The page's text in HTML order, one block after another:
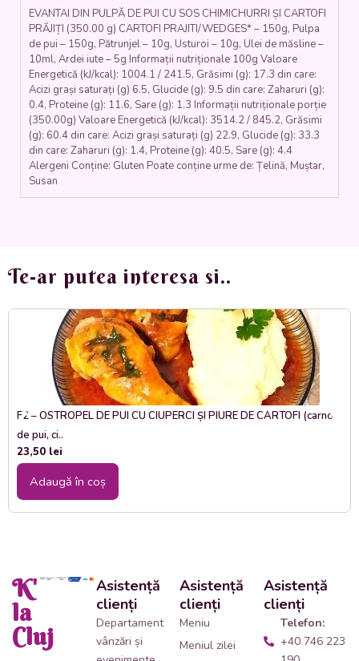
CARTOFI
SFĂRMAȚI
(pulpă
cartofi,
pătrunjel,
ardei
măsline,
usturoi)
EVANTAI DIN PULPĂ DE PUI CU SOS CHIMICHURRI ȘI CARTOFI
PRĂJIȚI (350.00 g) CARTOFI PRAJITI/WEDGES* – 150g, Pulpa
de pui – 150g, Pătrunjel – 10g, Usturoi – 10g, Ulei de măsline –
10ml, Ardei iute – 5g Informații nutriționale 100g Valoare
Energetică (kJ/kcal): 1004.1 / 241.5, Grăsimi (g): 17.3 din care:
Acizi grași saturați (g) 6.5, Glucide (g): 9.5 din care: Zaharuri (g):
0.4, Proteine (g): 11.6, Sare (g): 1.3 Informații nutriționale porție
(350.00g) Valoare Energetică (kJ/kcal): 3514.2 / 845.2, Grăsimi
(g): 60.4 din care: Acizi grași saturați (g) 22.9, Glucide (g): 33.3
din care: Zaharuri (g): 1.4, Proteine (g): 40.5, Sare (g): 4.4
Alergeni Conține: Gluten Poate conține urme de: Țelină, Muștar,
Susan
Te-ar putea interesa si..
F2 – OSTROPEL DE PUI CU CIUPERCI ȘI PIURE DE CARTOFI (carne
de pui, ci..
23,50 lei
Adaugă în coș
K'
la
Cluj
Asistență
clienți
Departament
vânzări și
Asistență
clienți
Meniu
Meniul zilei
Asistență
clienți
Telefon:
+40 746 223